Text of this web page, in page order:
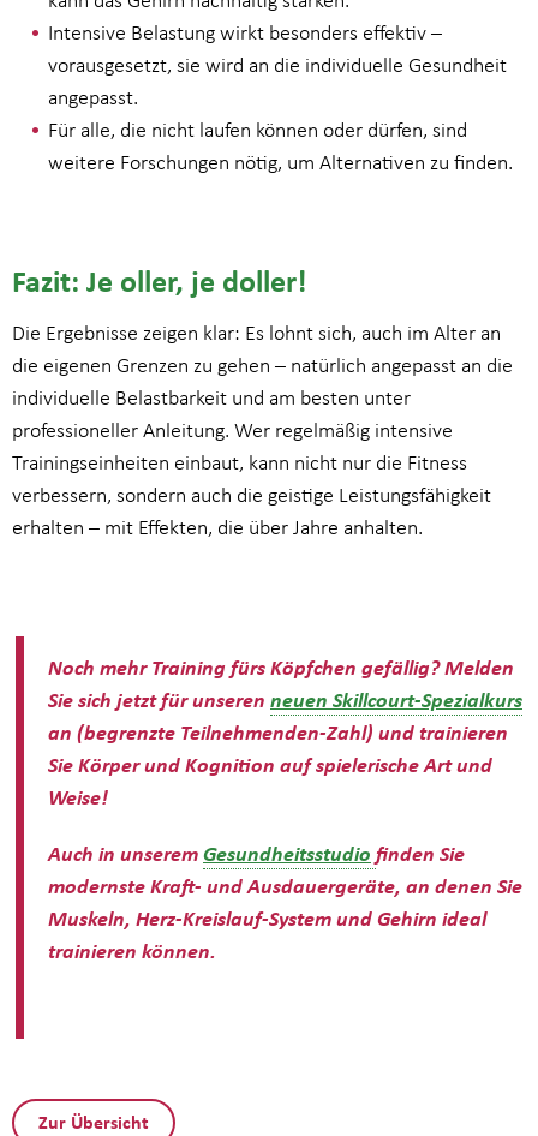
Intensive Belastung wirkt besonders effektiv –
vorausgesetzt, sie wird an die individuelle Gesundheit
angepasst.
Für alle, die nicht laufen können oder dürfen, sind
weitere Forschungen nötig, um Alternativen zu finden.
Fazit: Je oller, je doller!
Die Ergebnisse zeigen klar: Es lohnt sich, auch im Alter an
die eigenen Grenzen zu gehen – natürlich angepasst an die
individuelle Belastbarkeit und am besten unter
professioneller Anleitung. Wer regelmäßig intensive
Trainingseinheiten einbaut, kann nicht nur die Fitness
verbessern, sondern auch die geistige Leistungsfähigkeit
erhalten – mit Effekten, die über Jahre anhalten.
Noch mehr Training fürs Köpfchen gefällig? Melden
Sie sich jetzt für unseren neuen Skillcourt-Spezialkurs
an (begrenzte Teilnehmenden-Zahl) und trainieren
Sie Körper und Kognition auf spielerische Art und
Weise!
Auch in unseremGesundheitsstudio finden Sie
modernste Kraft- und Ausdauergeräte, an denen Sie
Muskeln, Herz-Kreislauf-System und Gehirn ideal
trainieren können.
Zur Übersicht